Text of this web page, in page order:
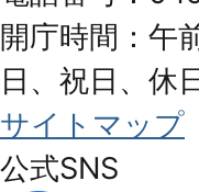
開庁時間：午
日、祝日、休
サイトマップ
公式SNS